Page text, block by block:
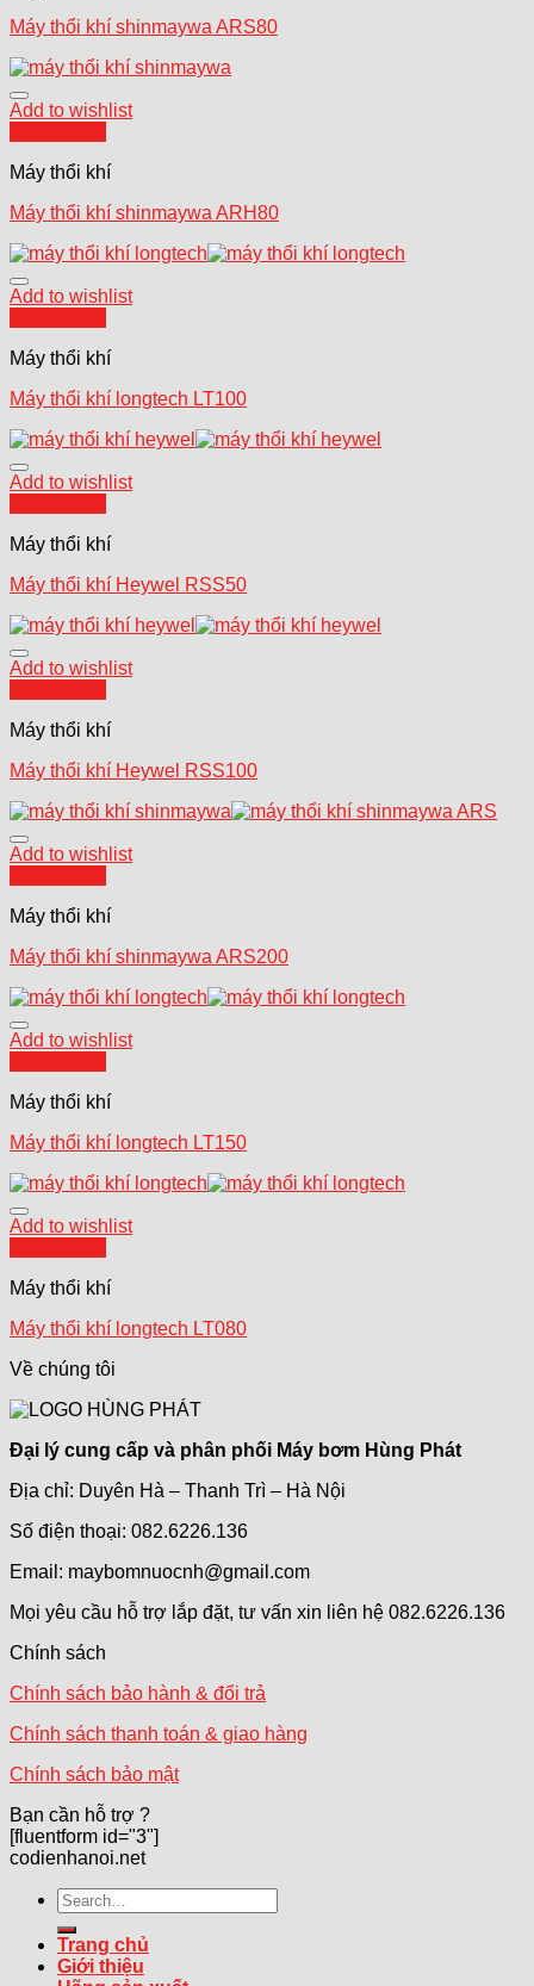
Máy thổi khí shinmaywa ARS80
Add to wishlist
Máy thổi khí
Máy thổi khí shinmaywa ARH80
Add to wishlist
Máy thổi khí
Máy thổi khí longtech LT100
Add to wishlist
Máy thổi khí
Máy thổi khí Heywel RSS50
Add to wishlist
Máy thổi khí
Máy thổi khí Heywel RSS100
Add to wishlist
Máy thổi khí
Máy thổi khí shinmaywa ARS200
Add to wishlist
Máy thổi khí
Máy thổi khí longtech LT150
Add to wishlist
Máy thổi khí
Máy thổi khí longtech LT080
Về chúng tôi
Đại lý cung cấp và phân phối Máy bơm Hùng Phát
Địa chỉ: Duyên Hà – Thanh Trì – Hà Nội
Số điện thoại: 082.6226.136
Email: maybomnuocnh@gmail.com
Mọi yêu cầu hỗ trợ lắp đặt, tư vấn xin liên hệ 082.6226.136
Chính sách
Chính sách bảo hành & đổi trả
Chính sách thanh toán & giao hàng
Chính sách bảo mật
Bạn cần hỗ trợ ?
[fluentform id="3"]
codienhanoi.net
Search
for:
Trang chủ
Giới thiệu